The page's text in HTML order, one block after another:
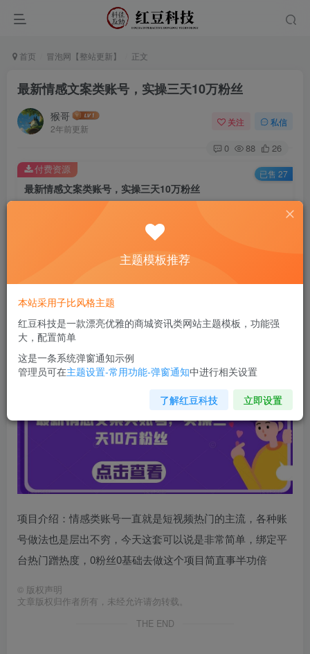
首页 冒泡网【整站更新】 正文
最新情感文案类账号，实操三天10万粉丝
猴哥
2年前更新
关注 私信
0 88 26
最新情感文案类账号，实操三天10万粉丝
此内容为付费资源，请付费后查看
9.9
免费
付费资源 已售 27
最新情感文案类账号，实操三天10万粉丝
项目介绍：情感类账号一直就是短视频热门的主流，各种账
号做法也是层出不穷，今天这套可以说是非常简单，绑定平
台热门蹭热度，0粉丝0基础去做这个项目简直事半功倍
© 版权声明
文章版权归作者所有，未经允许请勿转载。
THE END
主题模板推荐
本站采用子比风格主题
红豆科技是一款漂亮优雅的商城资讯类网站主题模板，功能强
大，配置简单
这是一条系统弹窗通知示例
管理员可在主题设置-常用功能-弹窗通知中进行相关设置
了解红豆科技 立即设置